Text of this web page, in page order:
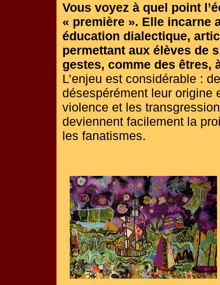
Vous voyez à quel point
« première ». Elle incarne
éducation dialectique,
permettant aux élèves de
gestes, comme des êtres,
L’enjeu est considérable :
désespérément leur origine
violence et les
deviennent facilement la
les fanatismes.